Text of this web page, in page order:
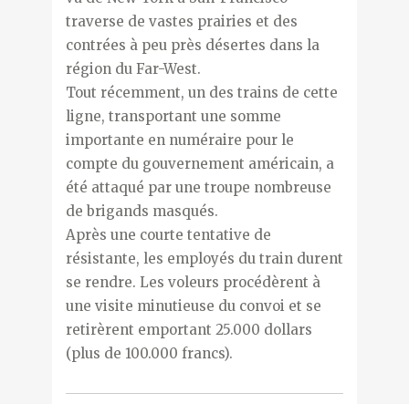
traverse de vastes prairies et des
contrées à peu près désertes dans la
région du Far-West.
Tout récemment, un des trains de cette
ligne, transportant une somme
importante en numéraire pour le
compte du gouvernement américain, a
été attaqué par une troupe nombreuse
de brigands masqués.
Après une courte tentative de
résistante, les employés du train durent
se rendre. Les voleurs procédèrent à
une visite minutieuse du convoi et se
retirèrent emportant 25.000 dollars
(plus de 100.000 francs).